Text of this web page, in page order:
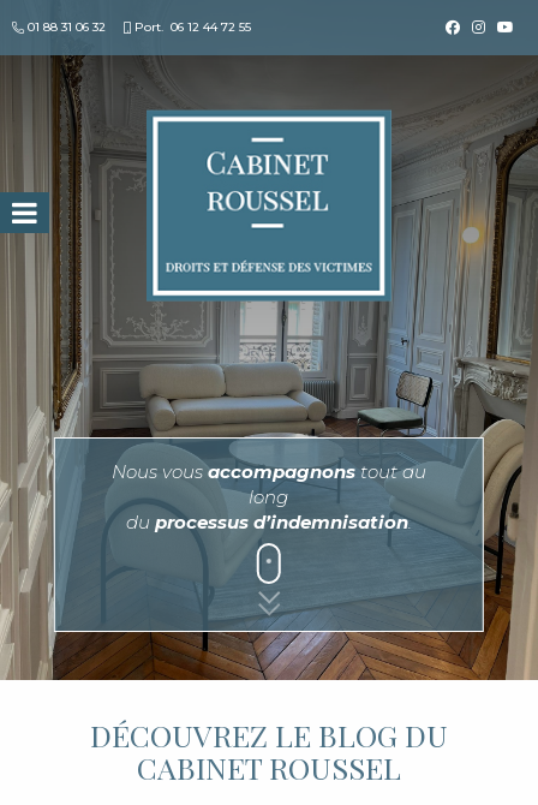
01 88 31 06 32 Port. 06 12 44 72 55
Search for:
Nous vousaccompagnonstout au
long
du processus d’indemnisation.
DÉCOUVREZ LE BLOG DU
CABINET ROUSSEL